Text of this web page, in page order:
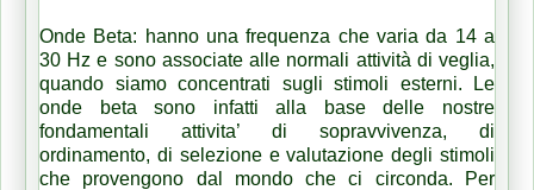
Onde Beta: hanno una frequenza che varia da 14 a
30 Hz e sono associate alle normali attività di veglia,
quando siamo concentrati sugli stimoli esterni. Le
onde beta sono infatti alla base delle nostre
fondamentali attivita’ di sopravvivenza, di
ordinamento, di selezione e valutazione degli stimoli
che provengono dal mondo che ci circonda. Per